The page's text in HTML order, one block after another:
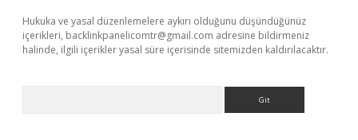
Hukuka ve yasal düzenlemelere aykırı olduğunu düşündüğünüz
içerikleri, backlinkpanelicomtr@gmail.com adresine bildirmeniz
halinde, ilgili içerikler yasal süre içerisinde sitemizden kaldırılacaktır.